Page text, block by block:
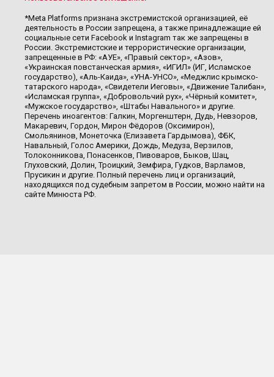
*Meta Platforms признана экстремистской организацией, её
деятельность в России запрещена, а также принадлежащие ей
социальные сети Facebook и Instagram так же запрещены в
России. Экстремистские и террористические организации,
запрещенные в РФ: «АУЕ», «Правый сектор», «Азов»,
«Украинская повстанческая армия», «ИГИЛ» (ИГ, Исламское
государство), «Аль-Каида», «УНА-УНСО», «Меджлис крымско-
татарского народа», «Свидетели Иеговы», «Движение Талибан»,
«Исламская группа», «Добровольчий рух», «Чёрный комитет»,
«Мужское государство», «Штабы Навального» и другие.
Перечень иноагентов: Галкин, Моргенштерн, Дудь, Невзоров,
Макаревич, Гордон, Мирон Фёдоров (Оксимирон),
Смольянинов, Монеточка (Елизавета Гардымова), ФБК,
Навальный, Голос Америки, Дождь, Медуза, Верзилов,
Толоконникова, Понасенков, Пивоваров, Быков, Шац,
Глуховский, Долин, Троицкий, Земфира, Гудков, Варламов,
Прусикин и другие. Полный перечень лиц и организаций,
находящихся под судебным запретом в России, можно найти на
сайте Минюста РФ.